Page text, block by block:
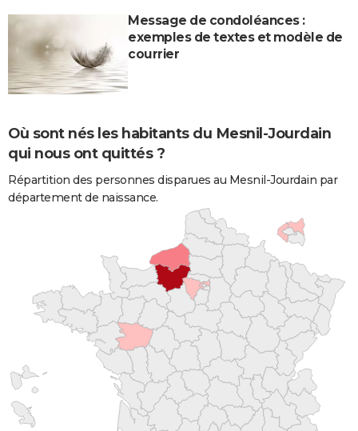
Message de condoléances :
exemples de textes et modèle de
courrier
Où sont nés les habitants du Mesnil-Jourdain
qui nous ont quittés ?
Répartition des personnes disparues au Mesnil-Jourdain par
département de naissance.